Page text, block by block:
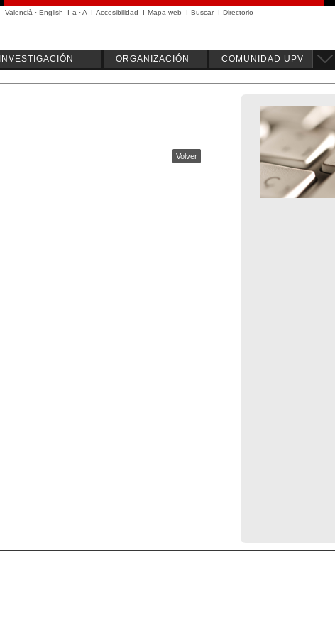
Valencià · English I a ·A I Accesibilidad I Mapa web I Buscar I Directorio
INVESTIGACIÓN ORGANIZACIÓN COMUNIDAD UPV
Volver